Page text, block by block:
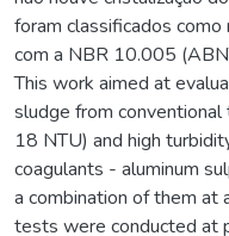
foram classificados
com a NBR 10.005
This work aimed at
sludge from
18 NTU) and high
coagulants - aluminum
a combination of them at
tests were conducted at